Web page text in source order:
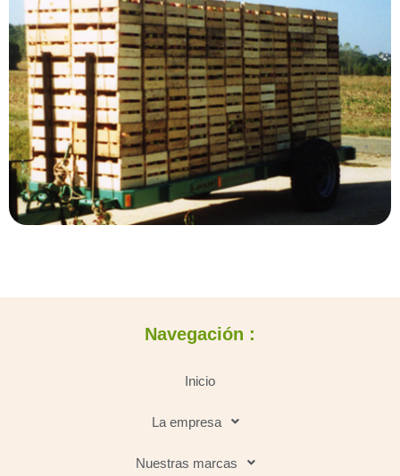
Navegación :
Inicio
La empresa
Nuestras marcas